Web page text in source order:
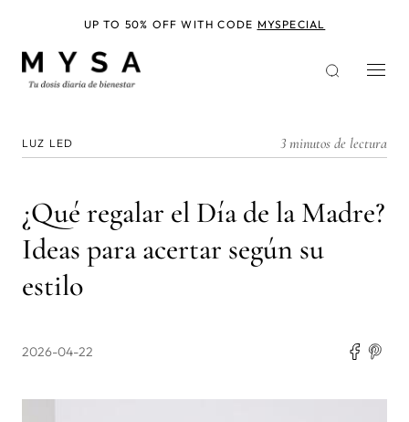
LUZ LED 3 minutos de lectura
¿Qué regalar el Día de la Madre?
Ideas para acertar según su
estilo
2026-04-22
UP TO 50% OFF WITH CODE MYSPECIAL